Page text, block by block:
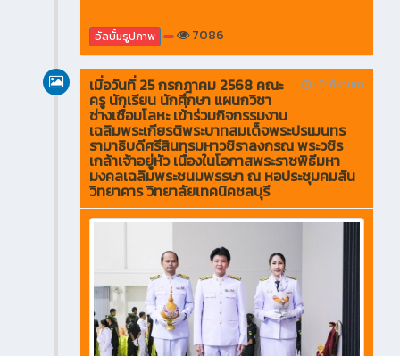
อัลบั้มรูปภาพ 7086
1 ปี ที่ผ่านมา
เมื่อวันที่ 25 กรกฎาคม 2568 คณะ
ครู นักเรียน นักศึกษา แผนกวิชา
ช่างเชื่อมโลหะ เข้่าร่วมกิจกรรมงาน
เฉลิมพระเกียรติพระบาทสมเด็จพระปรเมนทร
รามาธิบดีศรีสินทรมหาวชิราลงกรณ พระวชิร
เกล้าเจ้าอยู่หัว เนื่องในโอกาสพระราชพิธีมหา
มงคลเฉลิมพระชนมพรรษา ณ หอประชุมคมสัน
วิทยาคาร วิทยาลัยเทคนิคชลบุรี